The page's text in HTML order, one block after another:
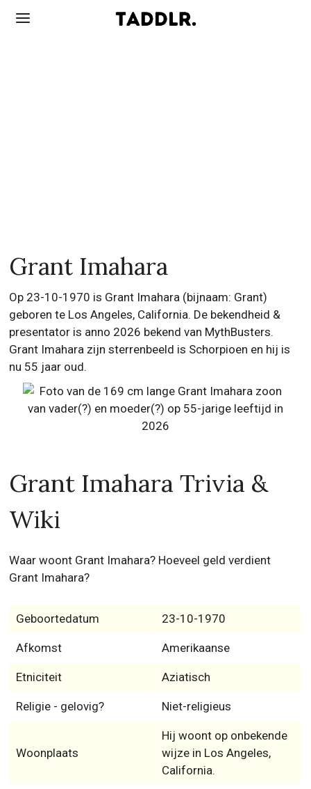
Grant Imahara
Op 23-10-1970 is Grant Imahara (bijnaam: Grant)
geboren te Los Angeles, California. De bekendheid &
presentator is anno 2026 bekend van MythBusters.
Grant Imahara zijn sterrenbeeld is Schorpioen en hij is
nu 55 jaar oud.
Grant Imahara Trivia &
Wiki
Waar woont Grant Imahara? Hoeveel geld verdient
Grant Imahara?
Geboortedatum 23-10-1970
Afkomst Amerikaanse
Etniciteit Aziatisch
Religie - gelovig? Niet-religieus
Woonplaats
Hij woont op onbekende
wijze in Los Angeles,
California.